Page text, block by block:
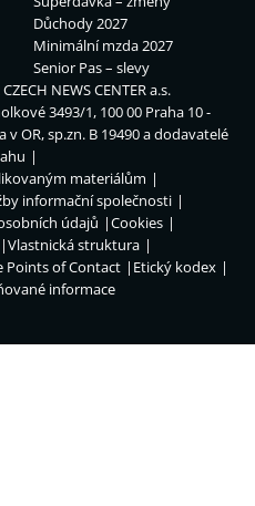
Důchody 2027
Minimální mzda 2027
Senior Pas – slevy
CZECH NEWS CENTER a.s.
3493/1, 100 00 Praha 10 -
v OR, sp.zn. B 19490 a dodavatelé
materiálům
informační společnosti
údajů
Cookies
Vlastnická struktura
Points of Contact
Etický kodex
informace